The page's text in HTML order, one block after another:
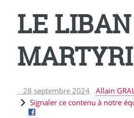
LE
28 septembre 2024 Allain
Signaler ce contenu à notre